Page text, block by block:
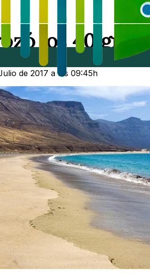
los 40
de 2017 a las 09:45h